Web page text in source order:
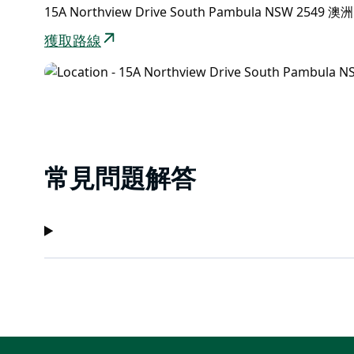
15A Northview Drive South Pambula NSW 2549 澳洲
獲取路線
常見問題解答